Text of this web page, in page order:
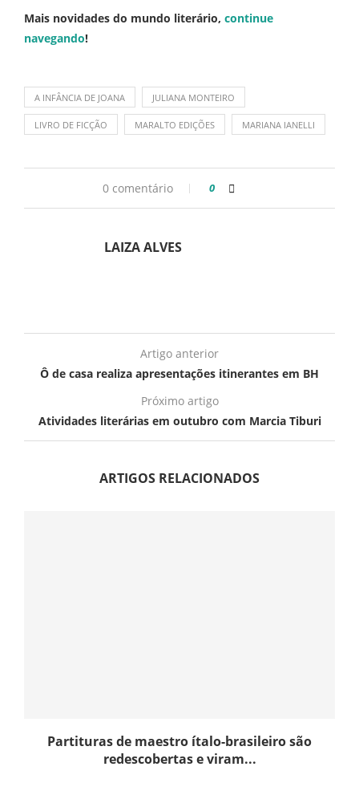
Mais novidades do mundo literário, continue
navegando!
A INFÂNCIA DE JOANA JULIANA MONTEIRO
LIVRO DE FICÇÃO MARALTO EDIÇÕES MARIANA IANELLI
0 comentário 0
LAIZA ALVES
Artigo anterior
Ô de casa realiza apresentações itinerantes em BH
Próximo artigo
Atividades literárias em outubro com Marcia Tiburi
ARTIGOS RELACIONADOS
Partituras de maestro ítalo-brasileiro são
redescobertas e viram...